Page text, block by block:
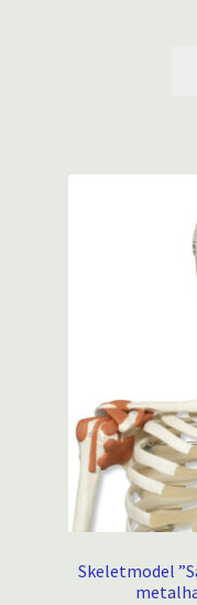
Skeletmodel